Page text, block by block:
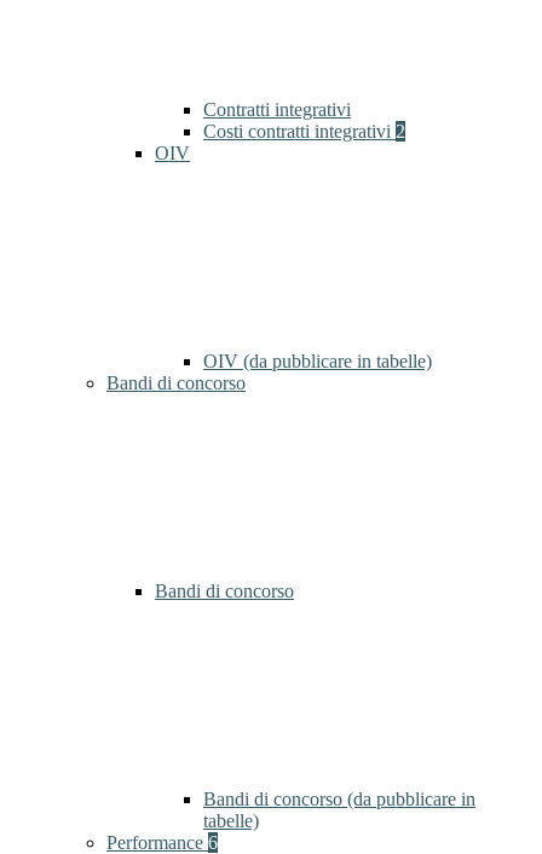
Contratti integrativi
Costi contratti integrativi 2
OIV
OIV (da pubblicare in tabelle)
Bandi di concorso
Bandi di concorso
Bandi di concorso (da pubblicare in
tabelle)
Performance 6